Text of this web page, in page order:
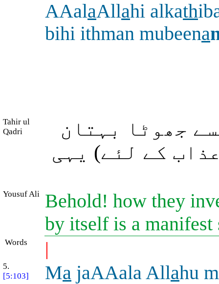
AAalaAllahi alkath
bihi ithman mubeena
Tahir ul
Qadri
جھوٹا بہتان
کے لئے) یہی
Yousuf Ali
Behold! how they
by itself is a
Words |
5.
[5:103]
Ma jaAAala Allahu